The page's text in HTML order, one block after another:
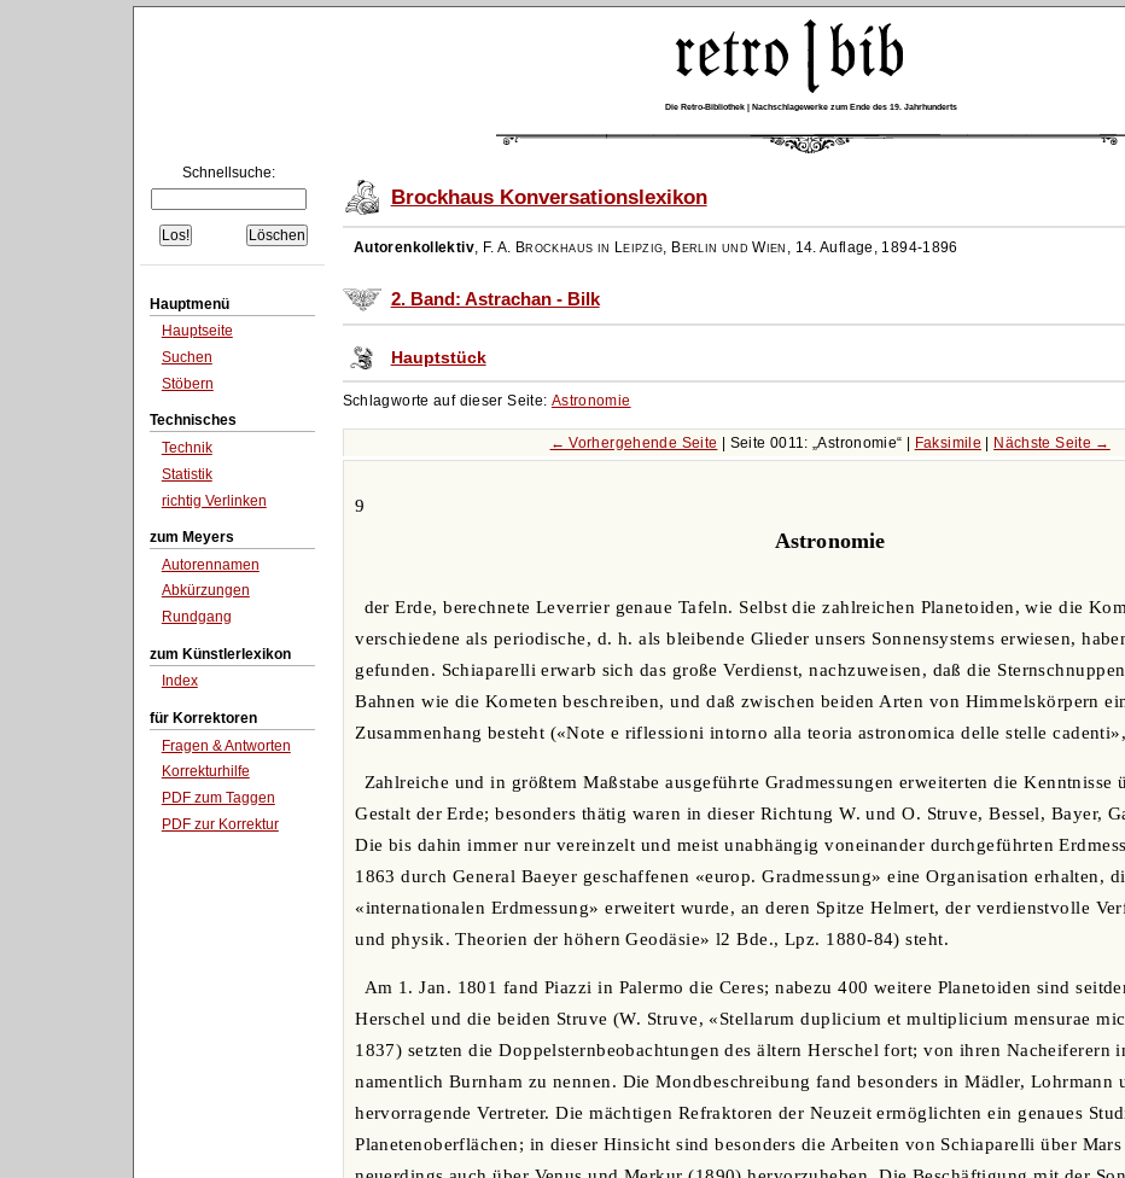
Die Retro-Bibliothek | Nachschlagewerke zum Ende des 19. Jahrhunderts
Schnellsuche:
Hauptmenü
Hauptseite
Suchen
Stöbern
Technisches
Technik
Statistik
richtig Verlinken
zum Meyers
Autorennamen
Abkürzungen
Rundgang
zum Künstlerlexikon
Index
für Korrektoren
Fragen & Antworten
Korrekturhilfe
PDF zum Taggen
PDF zur Korrektur
Brockhaus Konversationslexikon
Autorenkollektiv, F. A. Brockhaus in Leipzig, Berlin und Wien , 14. Auflage, 1894-1896
2. Band: Astrachan - Bilk
Hauptstück
Schlagworte auf dieser Seite: Astronomie
← Vorhergehende Seite | Seite 0011: Astronomie Faksimile Nächste Seite →
9
Astronomie
der Erde, berechnete Leverrier genaue Tafeln. Selbst die zahlreichen Planetoiden, wie die
verschiedene als periodische, d. h. als bleibende Glieder unsers Sonnensystems erwiesen,
gefunden. Schiaparelli erwarb sich das große Verdienst, nachzuweisen, daß die
Bahnen wie die Kometen beschreiben, und daß zwischen beiden Arten von Himmelskörpern
Zusammenhang besteht («Note e riflessioni intorno alla teoria astronomica delle stelle
Zahlreiche und in größtem Maßstabe ausgeführte Gradmessungen erweiterten die Kenntnisse
Gestalt der Erde; besonders thätig waren in dieser Richtung W. und O. Struve, Bessel, Bayer,
Die bis dahin immer nur vereinzelt und meist unabhängig voneinander durchgeführten
1863 durch General Baeyer geschaffenen «europ. Gradmessung» eine Organisation erhalten,
«internationalen Erdmessung» erweitert wurde, an deren Spitze Helmert, der verdienstvolle
und physik. Theorien der höhern Geodäsie» l2 Bde., Lpz. 1880-84) steht.
Am 1. Jan. 1801 fand Piazzi in Palermo die Ceres; nabezu 400 weitere Planetoiden sind
Herschel und die beiden Struve (W. Struve, «Stellarum duplicium et multiplicium mensurae
1837) setzten die Doppelsternbeobachtungen des ältern Herschel fort; von ihren Nacheiferern
namentlich Burnham zu nennen. Die Mondbeschreibung fand besonders in Mädler, Lohrmann
hervorragende Vertreter. Die mächtigen Refraktoren der Neuzeit ermöglichten ein genaues
Planetenoberflächen; in dieser Hinsicht sind besonders die Arbeiten von Schiaparelli über